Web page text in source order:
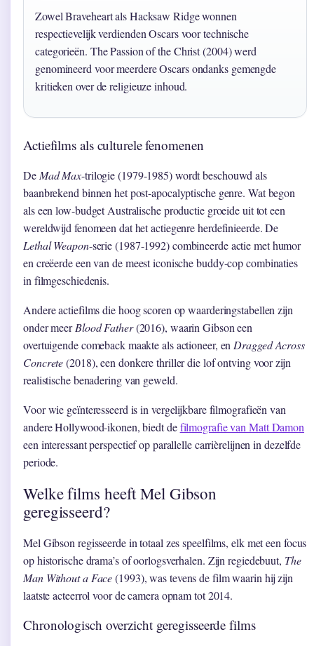
Zowel Braveheart als Hacksaw Ridge wonnen
respectievelijk verdienden Oscars voor technische
categorieën. The Passion of the Christ (2004) werd
genomineerd voor meerdere Oscars ondanks gemengde
kritieken over de religieuze inhoud.
Actiefilms als culturele fenomenen
DeMad Max-trilogie (1979-1985) wordt beschouwd als
baanbrekend binnen het post-apocalyptische genre. Wat begon
als een low-budget Australische productie groeide uit tot een
wereldwijd fenomeen dat het actiegenre herdefinieerde. De
Lethal Weapon-serie (1987-1992) combineerde actie met humor
en creëerde een van de meest iconische buddy-cop combinaties
in filmgeschiedenis.
Andere actiefilms die hoog scoren op waarderingstabellen zijn
onder meerBlood Father(2016), waarin Gibson een
overtuigende comeback maakte als actioneer, enDragged Across
Concrete(2018), een donkere thriller die lof ontving voor zijn
realistische benadering van geweld.
Voor wie geïnteresseerd is in vergelijkbare filmografieën van
andere Hollywood-ikonen, biedt defilmografie van Matt Damon
een interessant perspectief op parallelle carrièrelijnen in dezelfde
periode.
Welke films heeft Mel Gibson
geregisseerd?
Mel Gibson regisseerde in totaal zes speelfilms, elk met een focus
op historische drama’s of oorlogsverhalen. Zijn regiedebuut, The
Man Without a Face(1993), was tevens de film waarin hij zijn
laatste acteerrol voor de camera opnam tot 2014.
Chronologisch overzicht geregisseerde films